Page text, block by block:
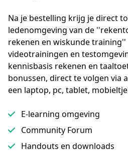
Na je bestelling krijg je direct
ledenomgeving van de
rekenen en wiskunde training''
videotrainingen en
kennisbasis rekenen en
bonussen, direct te volgen via
een laptop, pc, tablet,
E-learning omgeving
Community Forum
Handouts en downloads